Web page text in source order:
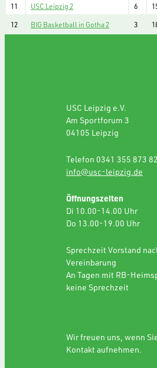
11
USC Leipzig 2 6
12
BIG Basketball in Gotha 2 3
USC Leipzig e.V.
Am Sportforum 3
04105 Leipzig
Telefon 0341 355 873 82
info@usc-leipzig.de
Öffnungszeiten
Di 10.00-14.00 Uhr
Do 13.00-19.00 Uhr
Sprechzeit Vorstand
Vereinbarung
An Tagen mit RB-
keine Sprechzeit
Wir freuen uns, wenn
Kontakt aufnehmen.